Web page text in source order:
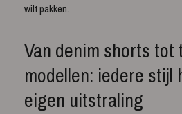
wilt pakken.
Van denim shorts tot
modellen: iedere stijl
eigen uitstraling